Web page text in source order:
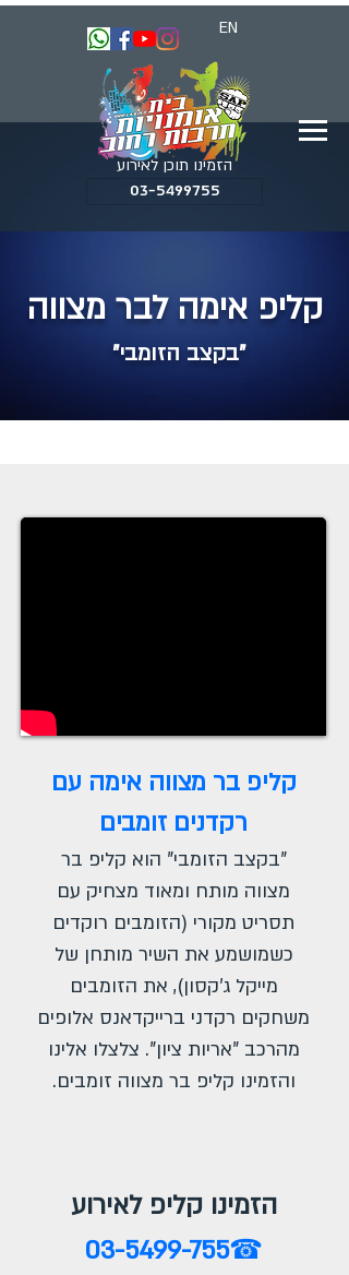
EN
הזמינו תוכן לאירוע
03-5499755
קליפ אימה לבר מצווה
"בקצב הזומבי"
קליפ בר מצווה אימה עם
רקדנים זומבים
"בקצב הזומבי" הוא קליפ בר
מצווה מותח ומאוד מצחיק עם
תסריט מקורי (הזומבים רוקדים
כשמושמע את השיר מותחן של
מייקל ג'קסון), את הזומבים
משחקים רקדני ברייקדאנס אלופים
מהרכב "אריות ציון". צלצלו אלינו
והזמינו קליפ בר מצווה זומבים.
הזמינו קליפ לאירוע
☎
03-5499-755